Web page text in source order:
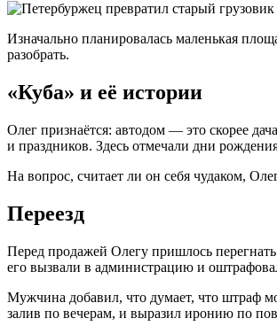
Изначально планировалась маленькая
разобрать.
«Куба» и её истории
Олег признаётся: автодом — это скорее
и праздников. Здесь отмечали дни
На вопрос, считает ли он себя чудаком,
Переезд
Перед продажей Олегу пришлось
его вызвали в администрацию и
Мужчина добавил, что думает, что штраф
залив по вечерам, и выразил иронию по